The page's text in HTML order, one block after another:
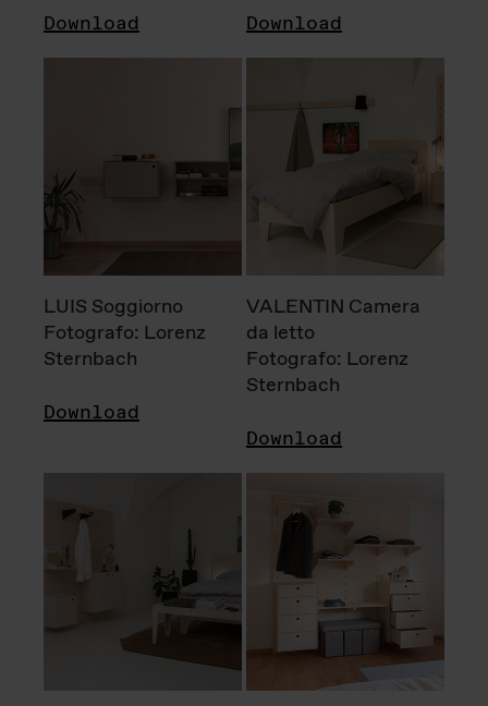
Download Download
LUIS Soggiorno
Fotografo: Lorenz
Sternbach
Download
VALENTIN Camera
da letto
Fotografo: Lorenz
Sternbach
Download